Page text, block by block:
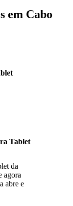
em Cabo
Tablet
da
agora
abre e